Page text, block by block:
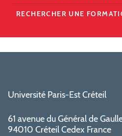
RECHERCHER UNE
Université Paris-Est Créteil
61 avenue du Général de
94010 Créteil Cedex France